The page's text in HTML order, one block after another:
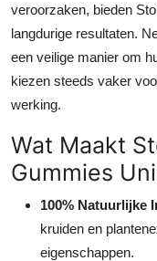
veroorzaken, bieden
langdurige resultaten.
een veilige manier om
kiezen steeds vaker
werking.
Wat Maakt
Gummies
100% Natuurlijke
kruiden en
eigenschappen.